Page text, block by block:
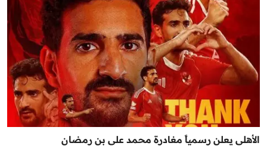
الأهلي يعلن رسمياً مغادرة محمد علي بن رمضان